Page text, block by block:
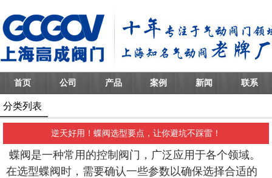
首页 公司 产品 案例 新闻 联系
分类列表
逆天好用！蝶阀选型要点，让你避坑不踩雷！
蝶阀是一种常用的控制阀门，广泛应用于各个领域。
在选型蝶阀时，需要确认一些参数以确保选择合适的